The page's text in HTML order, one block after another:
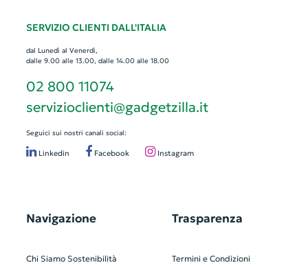
SERVIZIO CLIENTI DALL'ITALIA
dal Lunedì al Venerdì,
dalle 9.00 alle 13.00, dalle 14.00 alle 18.00
02 800 11074
servizioclienti@gadgetzilla.it
Seguici sui nostri canali social:
Linkedin Facebook Instagram
Navigazione
Chi Siamo Sostenibilità
Trasparenza
Termini e Condizioni